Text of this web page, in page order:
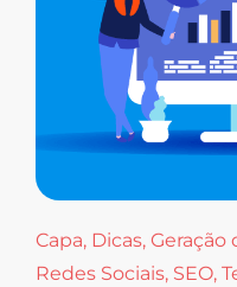
Capa, Dicas, Geração
Redes Sociais, SEO,